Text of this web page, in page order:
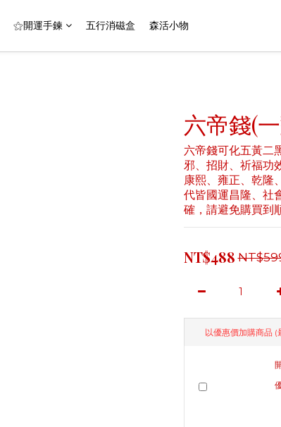
⚝開運手鍊 五行消磁盒 森活小物
六帝錢(
六帝錢可化五黃二
邪、招財、祈福功
康熙、雍正、乾隆
代皆國運昌隆、社
確，請避免購買到
NT$488
以優惠價加購商品 (